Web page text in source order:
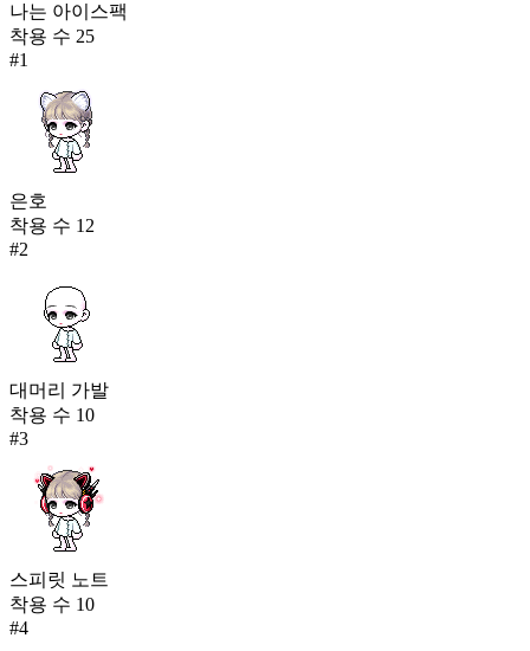
나는 아이스팩
착용 수 25
#1
은호
착용 수 12
#2
대머리 가발
착용 수 10
#3
스피릿 노트
착용 수 10
#4